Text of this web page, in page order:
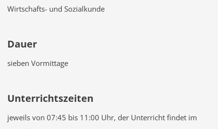
Wirtschafts- und Sozialkunde
Dauer
sieben Vormittage
Unterrichtszeiten
jeweils von 07:45 bis 11:00 Uhr, der Unterricht findet im